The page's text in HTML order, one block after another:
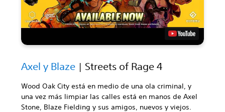
Axel y Blaze | Streets of Rage 4
Wood Oak City está en medio de una ola criminal, y
una vez más limpiar las calles está en manos de Axel
Stone, Blaze Fielding y sus amigos, nuevos y viejos.